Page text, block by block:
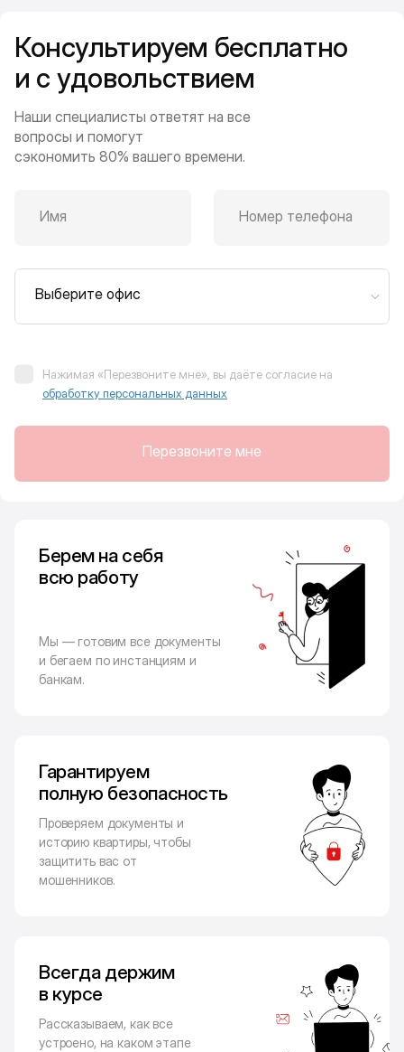
Консультируем бесплатно
и с удовольствием
Наши специалисты ответят на все
вопросы и помогут
сэкономить 80% вашего времени.
Имя Номер телефона
Выберите офис
Нажимая «Перезвоните мне», вы даёте согласие на
обработку персональных данных
Перезвоните мне
Берем на себя
всю работу
Мы — готовим все документы
и бегаем по инстанциям и
банкам.
Гарантируем
полную безопасность
Проверяем документы и
историю квартиры, чтобы
защитить вас от
мошенников.
Всегда держим
в курсе
Рассказываем, как все
устроено, на каком этапе